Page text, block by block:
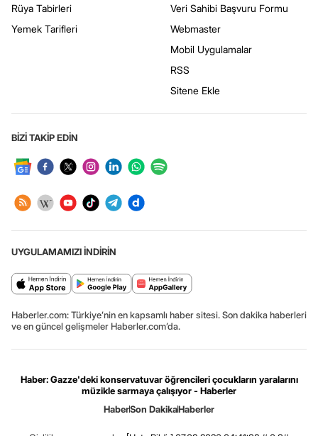
Rüya Tabirleri
Yemek Tarifleri
Veri Sahibi Başvuru Formu
Webmaster
Mobil Uygulamalar
RSS
Sitene Ekle
BİZİ TAKİP EDİN
UYGULAMAMIZI İNDİRİN
Haberler.com: Türkiye’nin en kapsamlı haber sitesi. Son dakika haberleri
ve en güncel gelişmeler Haberler.com’da.
Haber: Gazze'deki konservatuvar öğrencileri çocukların yaralarını
müzikle sarmaya çalışıyor - Haberler
HaberSon DakikaHaberler